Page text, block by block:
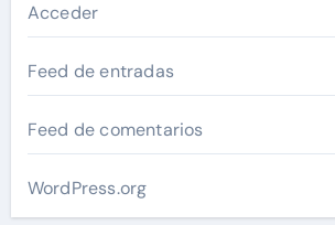
Acceder
Feed de entradas
Feed de comentarios
WordPress.org